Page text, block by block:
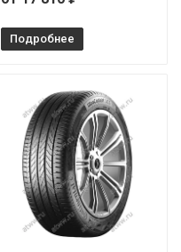
Подробнее